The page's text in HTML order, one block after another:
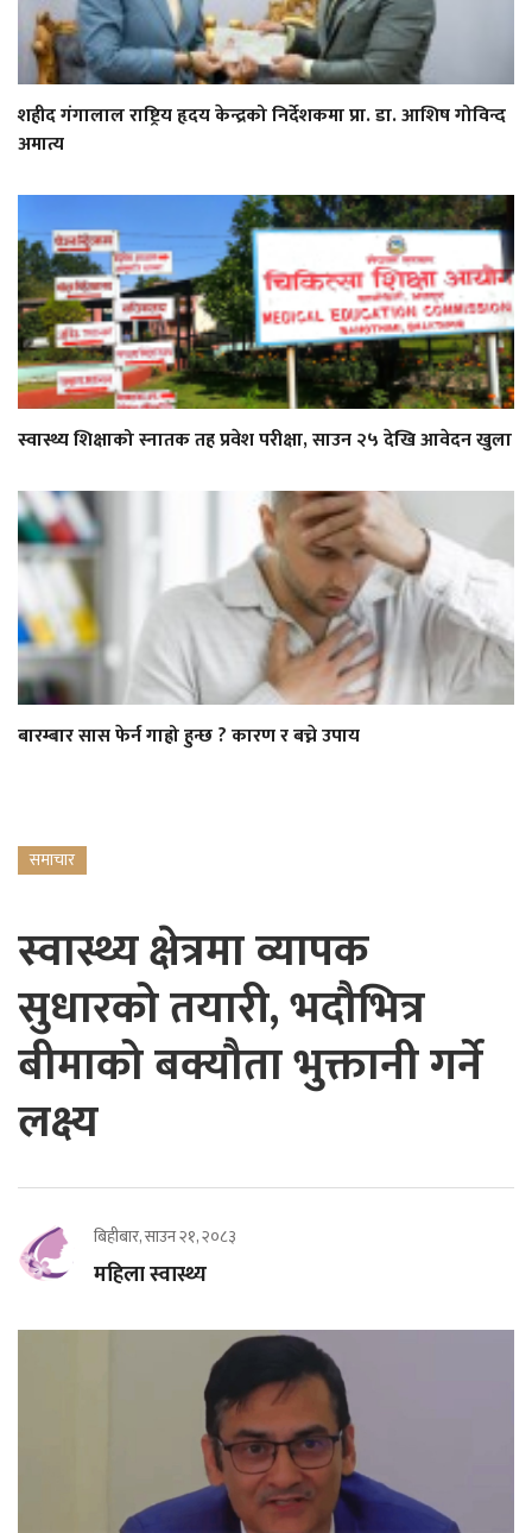
शहीद गंगालाल राष्ट्रिय हृदय केन्द्रको निर्देशकमा प्रा. डा. आशिष गोविन्द
अमात्य
स्वास्थ्य शिक्षाको स्नातक तह प्रवेश परीक्षा, साउन २५ देखि आवेदन खुला
बारम्बार सास फेर्न गाह्रो हुन्छ ? कारण र बच्ने उपाय
समाचार
स्वास्थ्य क्षेत्रमा व्यापक
सुधारको तयारी, भदौभित्र
बीमाको बक्यौता भुक्तानी गर्ने
लक्ष्य
बिहीबार, साउन २१, २०८३
महिला स्वास्थ्य